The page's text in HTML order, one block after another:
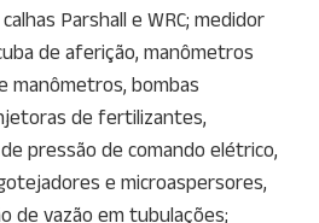
Parshall e WRC; medidor
de aferição, manômetros
manômetros, bombas
de fertilizantes,
pressão de comando elétrico,
e microaspersores,
de vazão em tubulações;